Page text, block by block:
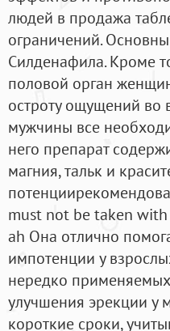
людей в продажа
ограничений.
Силденафила. Кроме
половой орган
остроту ощущений во
мужчины все
него препарат
магния, тальк и
must not be taken with
ah Она отлично
импотенции у
нередко
улучшения эрекции у
короткие сроки,